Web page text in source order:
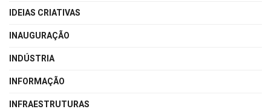
IDEIAS CRIATIVAS
INAUGURAÇÃO
INDÚSTRIA
INFORMAÇÃO
INFRAESTRUTURAS